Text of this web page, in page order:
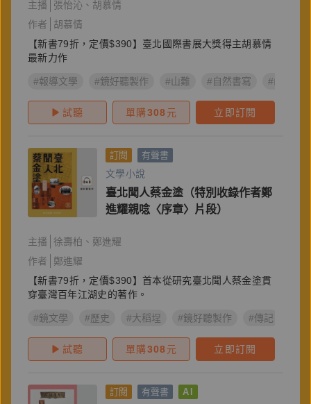
主播 張怡沁
胡慕情
作者
胡慕情
【新書79折，定價$390】臺北國際書展大獎得主胡慕情
最新力作
#報導文學 #鏡好聽製作 #山難 #自然書寫 #山岳文
試聽 單購308元 立即訂閱
訂閱 有聲書
文學小說
臺北聞人蔡金塗（特別收錄作者鄭
進耀親唸〈序章〉片段）
主播 徐壽柏
鄭進耀
作者
鄭進耀
【新書79折，定價$390】首本從研究臺北聞人蔡金塗貫
穿臺灣百年江湖史的著作。
#鏡文學 #歷史 #大稻埕 #鏡好聽製作 #傳記
試聽 單購308元 立即訂閱
訂閱 有聲書 AI